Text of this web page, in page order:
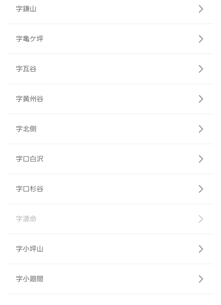
字鎌山
字亀ケ坪
字瓦谷
字黄州谷
字北側
字口白沢
字口杉谷
字源命
字小坪山
字小廻間